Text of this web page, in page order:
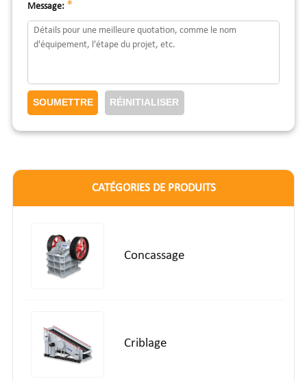
Message: *
CATÉGORIES DE PRODUITS
Concassage
Criblage